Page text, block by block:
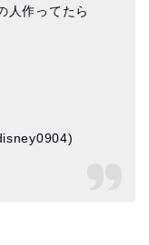
人作ってたら